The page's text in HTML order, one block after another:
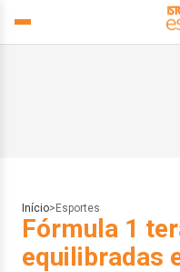
Início> Esportes
Fórmula 1
equilibradas